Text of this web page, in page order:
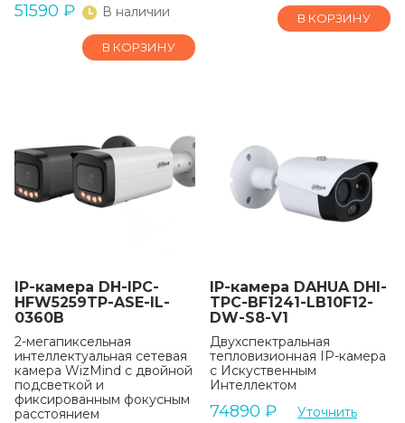
51590 ₽ В наличии
В КОРЗИНУ
В КОРЗИНУ
IP-камера DH-IPC-
HFW5259TP-ASE-IL-
0360B
2-мегапиксельная
интеллектуальная сетевая
камера WizMind с двойной
подсветкой и
фиксированным фокусным
расстоянием
IP-камера DAHUA DHI-
TPC-BF1241-LB10F12-
DW-S8-V1
Двухспектральная
тепловизионная IP-камера
с Искуственным
Интеллектом
74890 ₽ Уточнить